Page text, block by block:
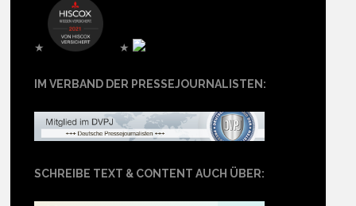
★ ★
IM VERBAND DER PRESSEJOURNALISTEN:
SCHREIBE TEXT & CONTENT AUCH ÜBER: